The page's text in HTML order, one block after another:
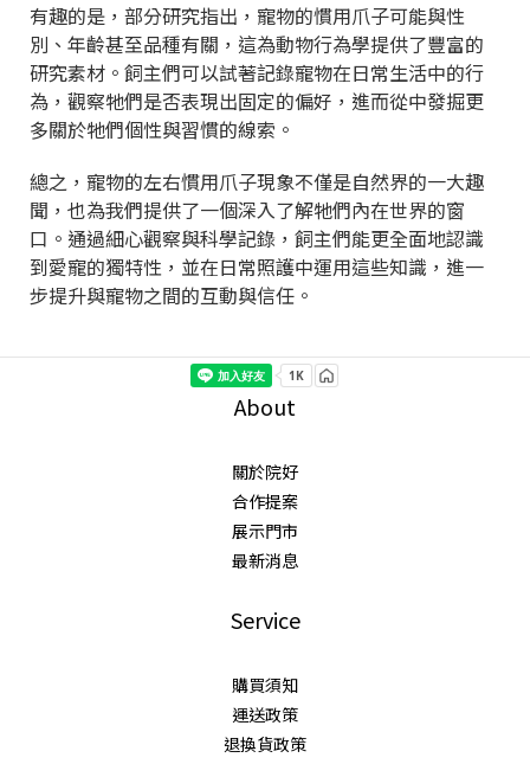
有趣的是，部分研究指出，寵物的慣用爪子可能與性
別、年齡甚至品種有關，這為動物行為學提供了豐富的
研究素材。飼主們可以試著記錄寵物在日常生活中的行
為，觀察牠們是否表現出固定的偏好，進而從中發掘更
多關於牠們個性與習慣的線索。
總之，寵物的左右慣用爪子現象不僅是自然界的一大趣
聞，也為我們提供了一個深入了解牠們內在世界的窗
口。通過細心觀察與科學記錄，飼主們能更全面地認識
到愛寵的獨特性，並在日常照護中運用這些知識，進一
步提升與寵物之間的互動與信任。
About
關於院好
合作提案
展示門市
最新消息
Service
購買須知
運送政策
退換貨政策